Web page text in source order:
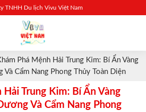
TNHH Du lịch Vivu Việt Nam
Phá Mệnh Hải Trung Kim: Bí Ẩn Vàng
Và Cẩm Nang Phong Thủy Toàn Diện
Hải Trung Kim: Bí Ẩn Vàng
Và Cẩm Nang Phong